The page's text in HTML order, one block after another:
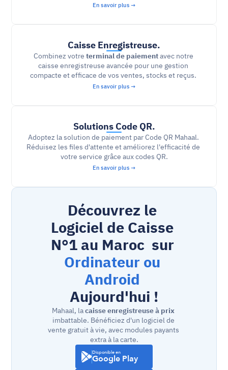
En savoir plus →
Caisse Enregistreuse.
Combinez votre terminal de paiement avec notre
caisse enregistreuse avancée pour une gestion
compacte et efficace de vos ventes, stocks et reçus.
En savoir plus →
Solutions Code QR.
Adoptez la solution de paiement par Code QR Mahaal.
Réduisez les files d'attente et améliorez l'efficacité de
votre service grâce aux codes QR.
En savoir plus →
Découvrez le
Logiciel de Caisse
Ordinateur ou
Android
Aujourd'hui !
Mahaal, la caisse enregistreuse à prix
imbattable. Bénéficiez d'un logiciel de
vente gratuit à vie, avec modules payants
extra à la carte.
Disponible en
Google Play